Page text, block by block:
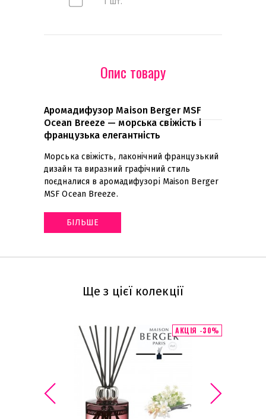
Опис товару
Аромадифузор Maison Berger MSF
Ocean Breeze — морська свіжість і
французька елегантність
Морська свіжість, лаконічний французький
дизайн та виразний графічний стиль
поєдналися в аромадифузорі Maison Berger
MSF Ocean Breeze.
БІЛЬШЕ
Ще з цієї колекції
АКЦІЯ -30%